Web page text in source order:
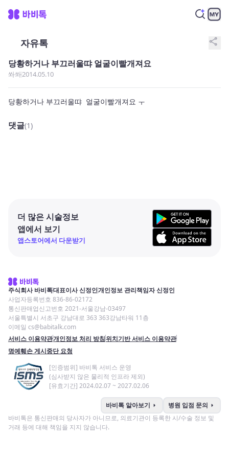
자유톡 share
당황하거나 부끄러울땨 얼굴이빨개져요
쏴쏴2014.05.10
당황하거나 부끄러울땨  얼굴이빨개져요 ㅜ
댓글(1)
더 많은 시술정보
앱에서 보기
앱스토어에서 다운받기
주식회사 바비톡대표이사 신정인개인정보 관리책임자 신정인
사업자등록번호 836-86-02172
통신판매업신고번호 2021-서울강남-03497
서울특별시 서초구 강남대로 363 363강남타워 11층
이메일 cs@babitalk.com
서비스 이용약관개인정보 처리 방침위치기반 서비스 이용약관
명예훼손 게시중단 요청
[인증범위] 바비톡 서비스 운영
(심사받지 않은 물리적 인프라 제외)
[유효기간] 2024.02.07 ~ 2027.02.06
바비톡 알아보기 arrow_right 병원 입점 문의 arrow_right
바비톡은 통신판매의 당사자가 아니므로, 의료기관이 등록한 시/수술 정보 및
거래 등에 대해 책임을 지지 않습니다.